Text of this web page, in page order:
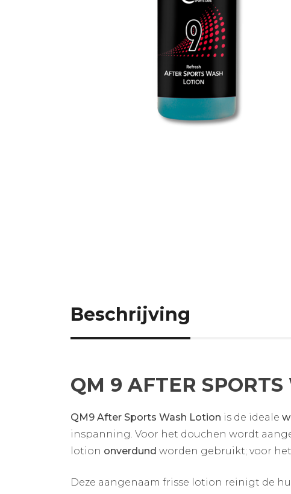
Beschrijving
QM 9 AFTER
QM9 After Sports Wash Lotion is de ideale
inspanning. Voor het douchen wordt
lotion onverdund worden gebruikt; voor
Deze aangenaam frisse lotion reinigt de